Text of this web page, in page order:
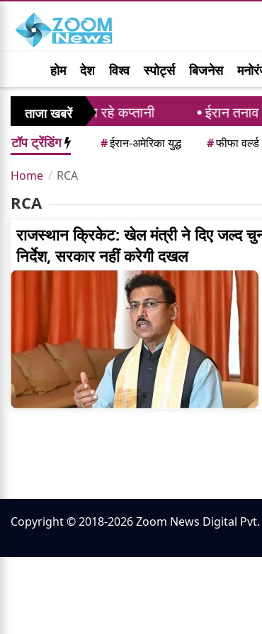
होम देश विश्व स्पोर्ट्स बिजनेस
ताजा खबरें
राहुल संभाल रहे कप्तानी ईरान तनाव
टॉप ट्रेंडिंग #ईरान-अमेरिका युद्ध #फीफा
Home RCA
RCA
राजस्थान क्रिकेट: खेल मंत्री ने दिए जल्द
निर्देश, सरकार नहीं करेगी दखल
Copyright © 2018-2026 Zoom News Digital Pvt.